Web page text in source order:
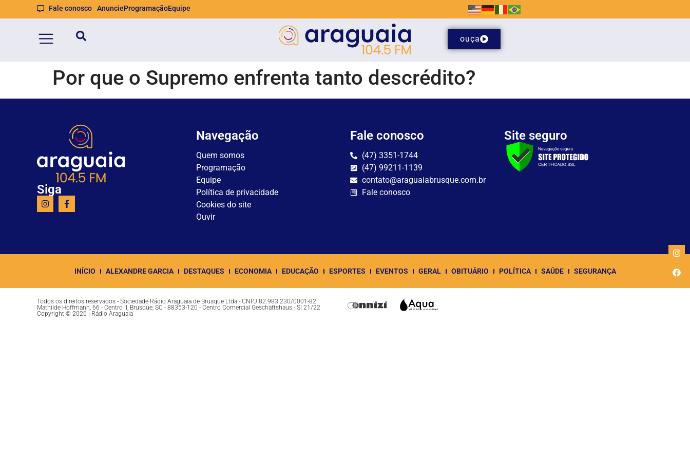
Fale conosco AnuncieProgramaçãoEquipe
ouça
Por que o Supremo enfrenta tanto descrédito?
Siga
Navegação
Quem somos
Programação
Equipe
Política de privacidade
Cookies do site
Ouvir
Fale conosco
(47) 3351-1744
(47) 99211-1139
contato@araguaiabrusque.com.br
Fale conosco
Site seguro
INÍCIO ALEXANDRE GARCIA DESTAQUES ECONOMIA EDUCAÇÃO ESPORTES EVENTOS GERAL OBITUÁRIO POLÍTICA SAÚDE SEGURANÇA
Todos os direitos reservados - Sociedade Rádio Araguaia de Brusque Ltda - CNPJ 82.983.230/0001-82
Mathilde Hoffmann, 66 - Centro II, Brusque, SC - 88353-120 - Centro Comercial Geschäftshaus - Sl 21/22
Copyright © 2026 | Rádio Araguaia